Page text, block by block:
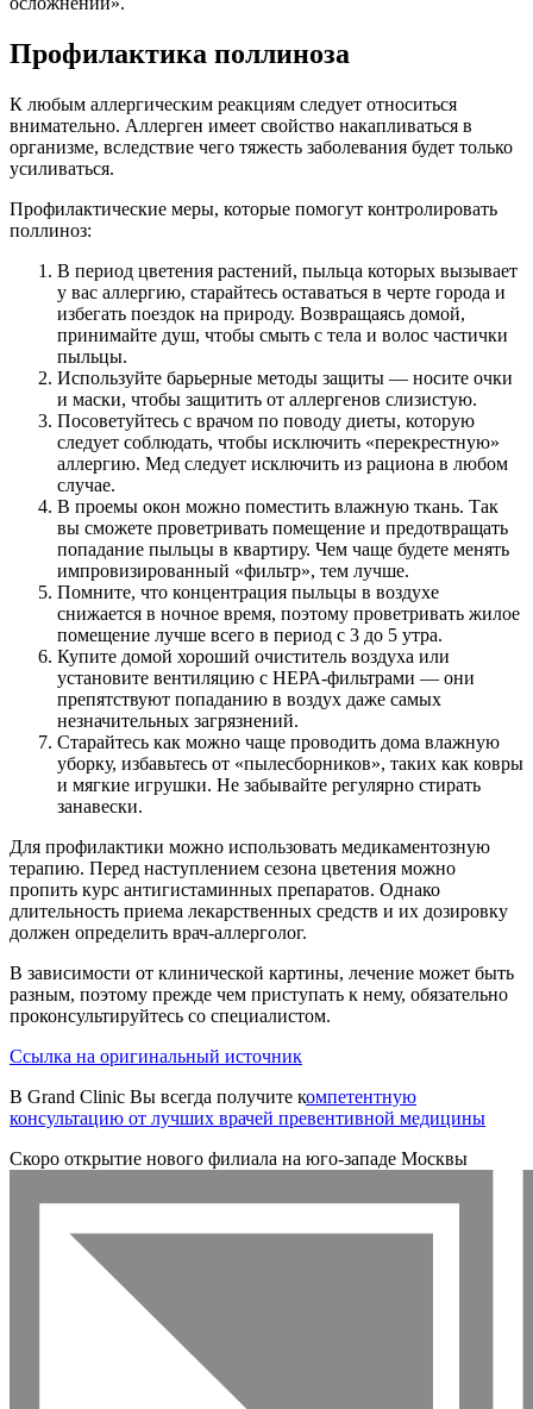
Профилактика поллиноза
К любым аллергическим реакциям следует относиться
внимательно. Аллерген имеет свойство накапливаться в
организме, вследствие чего тяжесть заболевания будет только
усиливаться.
Профилактические меры, которые помогут контролировать
поллиноз:
В период цветения растений, пыльца которых вызывает
у вас аллергию, старайтесь оставаться в черте города и
избегать поездок на природу. Возвращаясь домой,
принимайте душ, чтобы смыть с тела и волос частички
пыльцы.
Используйте барьерные методы защиты — носите очки
и маски, чтобы защитить от аллергенов слизистую.
Посоветуйтесь с врачом по поводу диеты, которую
следует соблюдать, чтобы исключить «перекрестную»
аллергию. Мед следует исключить из рациона в любом
случае.
В проемы окон можно поместить влажную ткань. Так
вы сможете проветривать помещение и предотвращать
попадание пыльцы в квартиру. Чем чаще будете менять
импровизированный «фильтр», тем лучше.
Помните, что концентрация пыльцы в воздухе
снижается в ночное время, поэтому проветривать жилое
помещение лучше всего в период с 3 до 5 утра.
Купите домой хороший очиститель воздуха или
установите вентиляцию с НЕРА-фильтрами — они
препятствуют попаданию в воздух даже самых
незначительных загрязнений.
Старайтесь как можно чаще проводить дома влажную
уборку, избавьтесь от «пылесборников», таких как ковры
и мягкие игрушки. Не забывайте регулярно стирать
занавески.
Для профилактики можно использовать медикаментозную
терапию. Перед наступлением сезона цветения можно
пропить курс антигистаминных препаратов. Однако
длительность приема лекарственных средств и их дозировку
должен определить врач-аллерголог.
В зависимости от клинической картины, лечение может быть
разным, поэтому прежде чем приступать к нему, обязательно
проконсультируйтесь со специалистом.
Ссылка на оригинальный источник
В Grand Clinic Вы всегда получите компетентную
консультацию от лучших врачей превентивной медицины
Скоро открытие нового филиала на юго-западе Москвы